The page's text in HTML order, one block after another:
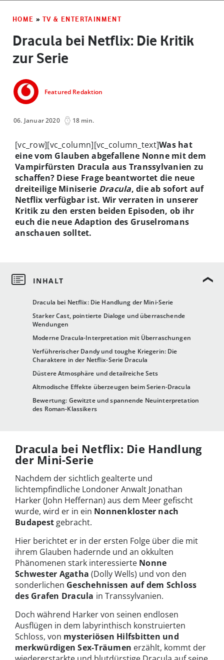
HOME » TV & ENTERTAINMENT
Dracula bei Netflix: Die Kritik
zur Serie
Featured Redaktion
06. Januar 2020 18 min.
Dracula bei Netflix: Die Handlung der Mini-Serie
Starker Cast, pointierte Dialoge und überraschende
Wendungen
Moderne Dracula-Interpretation mit Überraschungen
Verführerischer Dandy und toughe Kriegerin: Die
Charaktere in der Netflix-Serie Dracula
Düstere Atmosphäre und detailreiche Sets
Altmodische Effekte überzeugen beim Serien-Dracula
Bewertung: Gewitzte und spannende Neuinterpretation
des Roman-Klassikers
[vc_row][vc_column][vc_column_text]Was hat
eine vom Glauben abgefallene Nonne mit dem
Vampirfürsten Dracula aus Transsylvanien zu
schaffen? Diese Frage beantwortet die neue
dreiteilige Miniserie Dracula, die ab sofort auf
Netflix verfügbar ist. Wir verraten in unserer
Kritik zu den ersten beiden Episoden, ob ihr
euch die neue Adaption des Gruselromans
anschauen solltet.
Dracula bei Netflix: Die Handlung
der Mini-Serie
Nachdem der sichtlich gealterte und
lichtempfindliche Londoner Anwalt Jonathan
Harker (John Heffernan) aus dem Meer gefischt
wurde, wird er in ein Nonnenkloster nach
Budapest gebracht.
Hier berichtet er in der ersten Folge über die mit
ihrem Glauben hadernde und an okkulten
Phänomenen stark interessierte Nonne
Schwester Agatha (Dolly Wells) und von den
sonderlichen Geschehnissen auf dem Schloss
des Grafen Dracula in Transsylvanien.
Doch während Harker von seinen endlosen
Ausflügen in dem labyrinthisch konstruierten
Schloss, von mysteriösen Hilfsbitten und
merkwürdigen Sex-Träumen erzählt, kommt der